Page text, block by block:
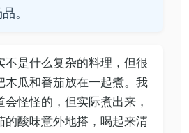
。
不是什么复杂的料理，但很
木瓜和番茄放在一起煮。我
怪怪的，但实际煮出来，
的酸味意外地搭，喝起来清